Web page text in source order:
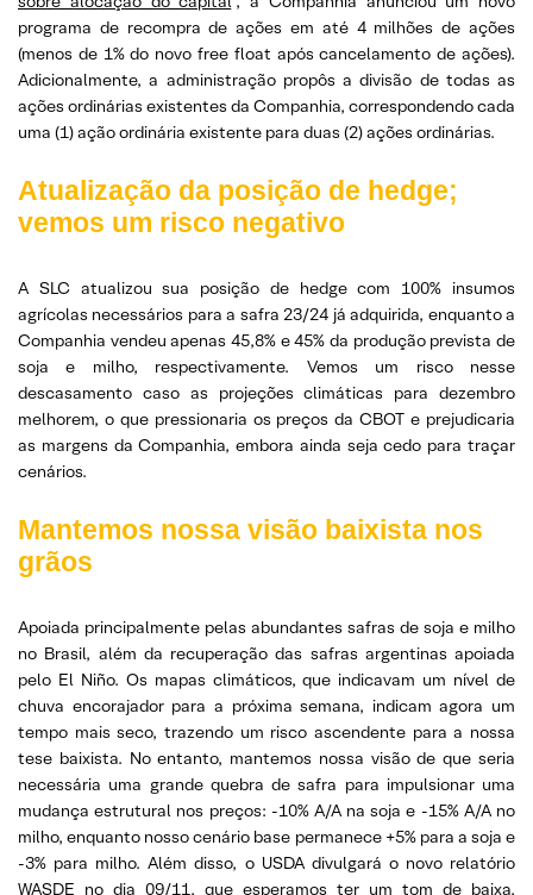
programa de recompra de ações em até 4 milhões de ações
(menos de 1% do novo free float após cancelamento de ações).
Adicionalmente, a administração propôs a divisão de todas as
ações ordinárias existentes da Companhia, correspondendo cada
uma (1) ação ordinária existente para duas (2) ações ordinárias.
Atualização da posição de hedge;
vemos um risco negativo
A SLC atualizou sua posição de hedge com 100% insumos
agrícolas necessários para a safra 23/24 já adquirida, enquanto a
Companhia vendeu apenas 45,8% e 45% da produção prevista de
soja e milho, respectivamente. Vemos um risco nesse
descasamento caso as projeções climáticas para dezembro
melhorem, o que pressionaria os preços da CBOT e prejudicaria
as margens da Companhia, embora ainda seja cedo para traçar
cenários.
Mantemos nossa visão baixista nos
grãos
Apoiada principalmente pelas abundantes safras de soja e milho
no Brasil, além da recuperação das safras argentinas apoiada
pelo El Niño. Os mapas climáticos, que indicavam um nível de
chuva encorajador para a próxima semana, indicam agora um
tempo mais seco, trazendo um risco ascendente para a nossa
tese baixista. No entanto, mantemos nossa visão de que seria
necessária uma grande quebra de safra para impulsionar uma
mudança estrutural nos preços: -10% A/A na soja e -15% A/A no
milho, enquanto nosso cenário base permanece +5% para a soja e
-3% para milho. Além disso, o USDA divulgará o novo relatório
WASDE no dia 09/11, que esperamos ter um tom de baixa,